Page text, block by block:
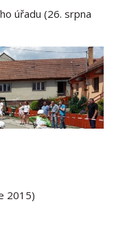
úřadu (26. srpna
2015)